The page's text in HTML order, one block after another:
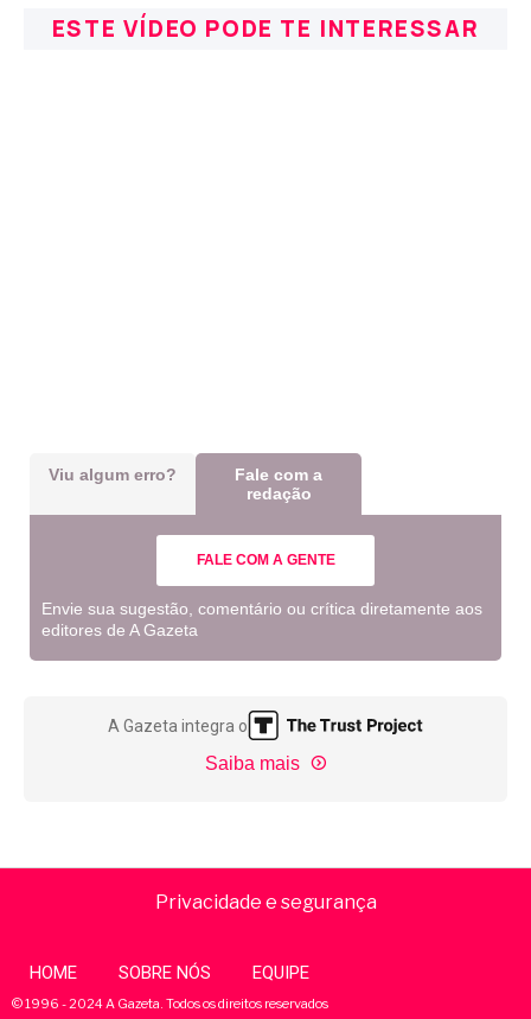
ESTE VÍDEO PODE TE INTERESSAR
Viu algum erro?
Fale com a
redação
FALE COM A GENTE
Envie sua sugestão, comentário ou crítica diretamente aos
editores de A Gazeta
A Gazeta integra o
Saiba mais
Privacidade e segurança
HOME SOBRE NÓS EQUIPE
© 1996 - 2024 A Gazeta. Todos os direitos reservados